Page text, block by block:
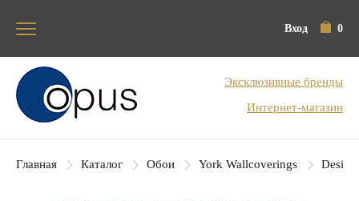
Вход 0
Блок поиска
Эксклюзивные бренды
Интернет-магазин
Главная Каталог Обои York Wallcoverings